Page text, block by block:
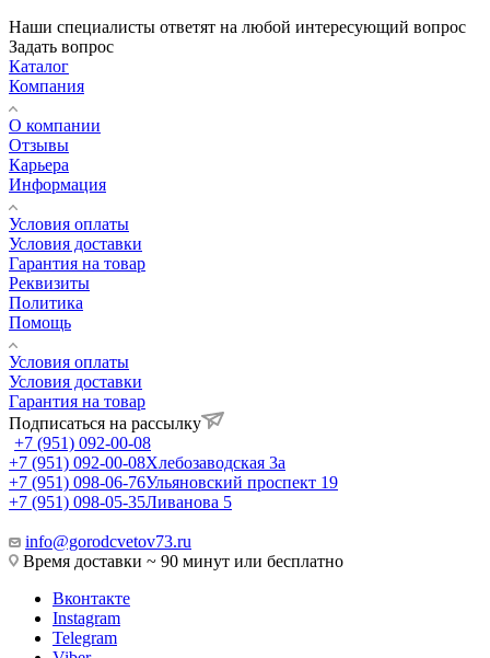
Наши специалисты ответят на любой интересующий вопрос
Задать вопрос
Каталог
Компания
О компании
Отзывы
Карьера
Информация
Условия оплаты
Условия доставки
Гарантия на товар
Реквизиты
Политика
Помощь
Условия оплаты
Условия доставки
Гарантия на товар
Подписаться на рассылку
+7 (951) 092-00-08
+7 (951) 092-00-08Хлебозаводская 3а
+7 (951) 098-06-76Ульяновский проспект 19
+7 (951) 098-05-35Ливанова 5
info@gorodcvetov73.ru
Время доставки ~ 90 минут или бесплатно
Вконтакте
Instagram
Telegram